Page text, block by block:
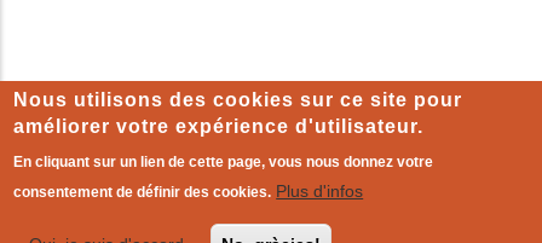
Nous utilisons des cookies sur ce site pour
améliorer votre expérience d'utilisateur.
En cliquant sur un lien de cette page, vous nous donnez votre
consentement de définir des cookies. Plus d'infos